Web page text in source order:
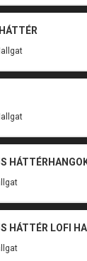
HÁTTÉR LOFI